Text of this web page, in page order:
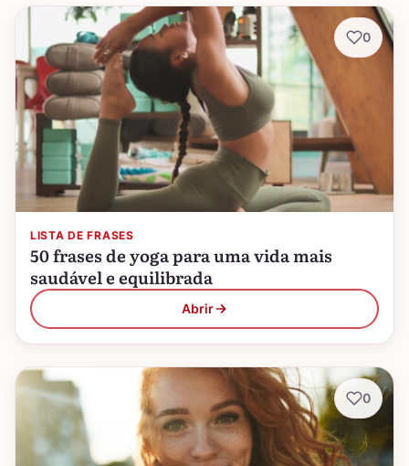
LISTA DE FRASES
50 frases de yoga para uma vida mais
saudável e equilibrada
Abrir
0
0